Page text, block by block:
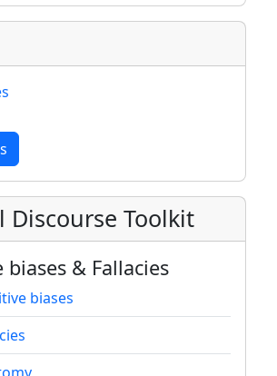
Discourse Toolkit
biases & Fallacies
biases